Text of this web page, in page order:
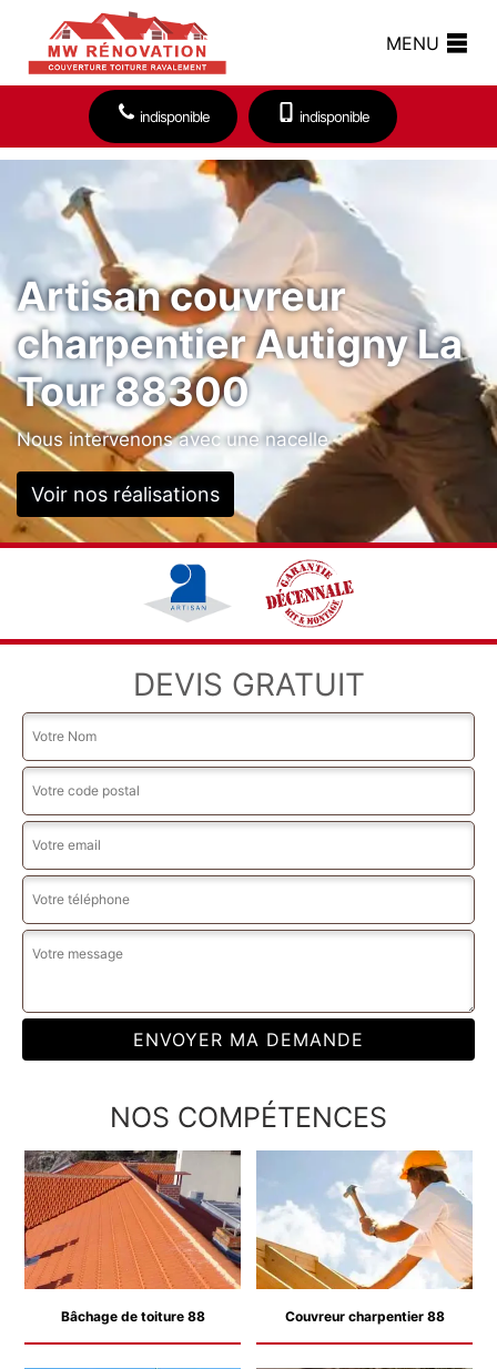
MENU
indisponible indisponible
Artisan couvreur
charpentier Autigny La
Tour 88300
Nous intervenons avec une nacelle
Voir nos réalisations
DEVIS GRATUIT
NOS COMPÉTENCES
Bâchage de toiture 88 Couvreur charpentier 88